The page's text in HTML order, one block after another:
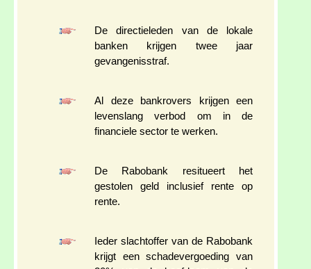
De directieleden van de lokale
banken krijgen twee jaar
gevangenisstraf.
Al deze bankrovers krijgen een
levenslang verbod om in de
financiele sector te werken.
De Rabobank resitueert het
gestolen geld inclusief rente op
rente.
Ieder slachtoffer van de Rabobank
krijgt een schadevergoeding van